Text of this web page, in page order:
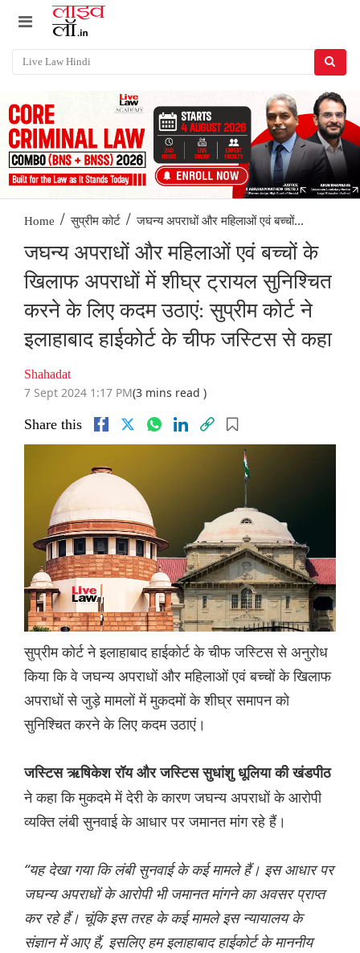
Home / सुप्रीम कोर्ट / जघन्य अपराधों और महिलाओं एवं बच्चों...
जघन्य अपराधों और महिलाओं एवं बच्चों के
खिलाफ अपराधों में शीघ्र ट्रायल सुनिश्चित
करने के लिए कदम उठाएं: सुप्रीम कोर्ट ने
इलाहाबाद हाईकोर्ट के चीफ जस्टिस से कहा
Shahadat
7 Sept 2024 1:17 PM(3 mins read )
Share this
सुप्रीम कोर्ट ने इलाहाबाद हाईकोर्ट के चीफ जस्टिस से अनुरोध
किया कि वे जघन्य अपराधों और महिलाओं एवं बच्चों के खिलाफ
अपराधों से जुड़े मामलों में मुकदमों के शीघ्र समापन को
सुनिश्चित करने के लिए कदम उठाएं।
जस्टिस ऋषिकेश रॉय और जस्टिस सुधांशु धूलिया की खंडपीठ
ने कहा कि मुकदमे में देरी के कारण जघन्य अपराधों के आरोपी
व्यक्ति लंबी सुनवाई के आधार पर जमानत मांग रहे हैं।
“यह देखा गया कि लंबी सुनवाई के कई मामले हैं। इस आधार पर
जघन्य अपराधों के आरोपी भी जमानत मांगने का अवसर प्राप्त
कर रहे हैं। चूंकि इस तरह के कई मामले इस न्यायालय के
संज्ञान में आए हैं, इसलिए हम इलाहाबाद हाईकोर्ट के माननीय